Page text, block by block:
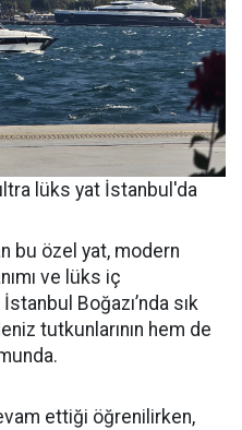
lüks yat İstanbul'da
bu özel yat, modern
ve lüks iç
Boğazı’nda sık
tutkunlarının hem de
ettiği öğrenilirken,